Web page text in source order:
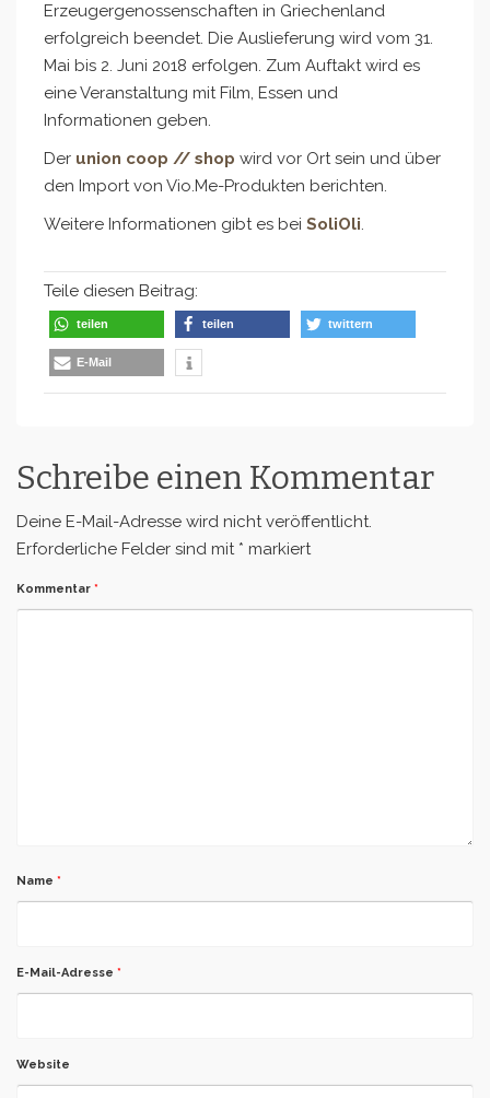
Erzeugergenossenschaften in Griechenland
erfolgreich beendet. Die Auslieferung wird vom 31.
Mai bis 2. Juni 2018 erfolgen. Zum Auftakt wird es
eine Veranstaltung mit Film, Essen und
Informationen geben.
Der union coop // shop wird vor Ort sein und über
den Import von Vio.Me-Produkten berichten.
Weitere Informationen gibt es bei SoliOli.
Teile diesen Beitrag:
teilen teilen twittern
E-Mail
Schreibe einen Kommentar
Deine E-Mail-Adresse wird nicht veröffentlicht.
Erforderliche Felder sind mit * markiert
Kommentar *
Name *
E-Mail-Adresse *
Website